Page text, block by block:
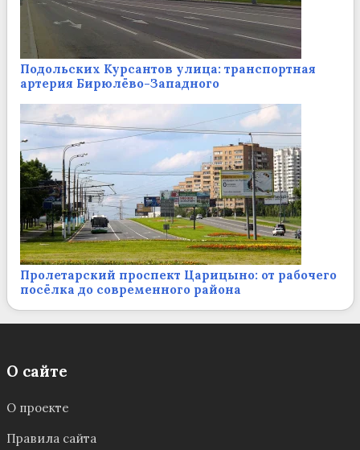
Подольских Курсантов улица: транспортная
артерия Бирюлёво-Западного
Пролетарский проспект Царицыно: от рабочего
посёлка до современного района
О сайте
О проекте
Правила сайта